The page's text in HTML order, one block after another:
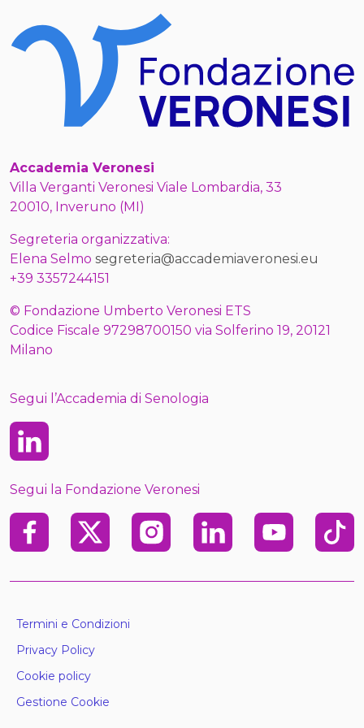
Accademia Veronesi
Villa Verganti Veronesi Viale Lombardia, 33
20010, Inveruno (MI)
Segreteria organizzativa:
Elena Selmo segreteria@accademiaveronesi.eu
+39 3357244151
© Fondazione Umberto Veronesi ETS
Codice Fiscale 97298700150 via Solferino 19, 20121
Milano
Segui l’Accademia di Senologia
Linkedin
Segui la Fondazione Veronesi
FacebookX InstagramLinkedin Youtube TikTok
Termini e Condizioni
Privacy Policy
Cookie policy
Gestione Cookie